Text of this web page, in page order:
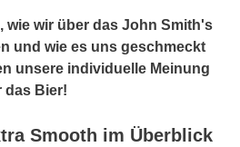
wie wir über das John Smith's
und wie es uns geschmeckt
unsere individuelle Meinung
das Bier!
Smooth im Überblick